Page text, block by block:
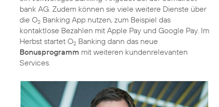
bank AG. Zudem können sie viele weitere Dienste über
die O2 Banking App nutzen, zum Beispiel das
kontaktlose Bezahlen mit Apple Pay und Google Pay. Im
Herbst startet O2 Banking dann das neue
Bonusprogramm mit weiteren kundenrelevanten
Services.